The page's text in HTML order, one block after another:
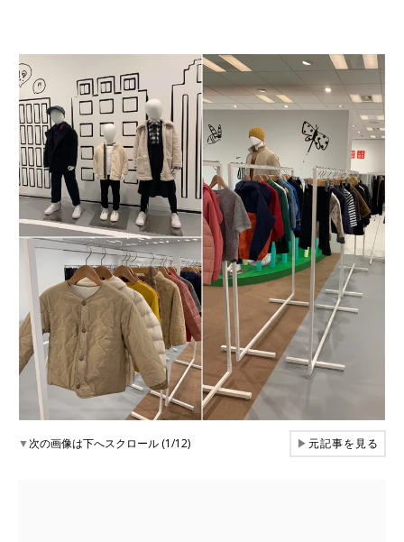
▼次の画像は下へスクロール (1/12) ▶元記事を見る